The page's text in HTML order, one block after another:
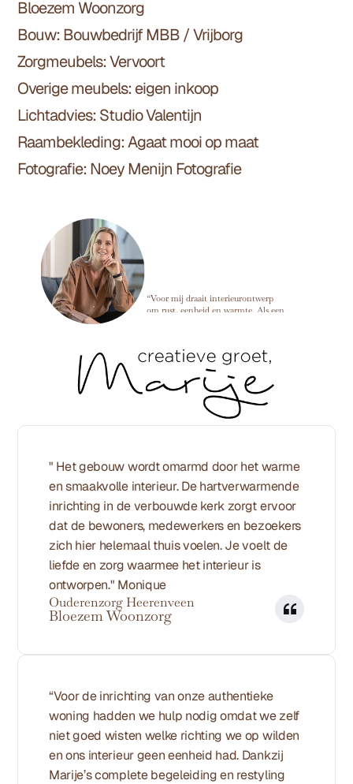
Bloezem Woonzorg
Bouw: Bouwbedrijf MBB/ Vrijborg
Zorgmeubels:Vervoort
Overige meubels: eigen inkoop
Lichtadvies: Studio Valentijn
Raambekleding:Agaat mooi op maat
Fotografie: Noey Menijn Fotografie
“Voor mij draait interieurontwerp
om rust, eenheid en warmte. Als een
" Het gebouw wordt omarmd door het warme
en smaakvolle interieur. De hartverwarmende
inrichting in de verbouwde kerk zorgt ervoor
dat de bewoners, medewerkers en bezoekers
zich hier helemaal thuis voelen. Je voelt de
liefde en zorg waarmee het interieur is
ontworpen." Monique
Ouderenzorg Heerenveen
Bloezem Woonzorg
“Voor de inrichting van onze authentieke
woning hadden we hulp nodig omdat we zelf
niet goed wisten welke richting we op wilden
en ons interieur geen eenheid had. Dankzij
Marije’s complete begeleiding en restyling